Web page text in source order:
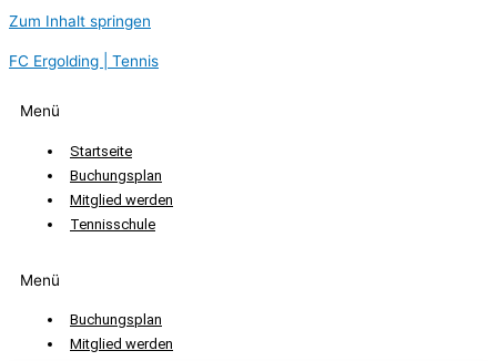
Zum Inhalt springen
FC Ergolding | Tennis
Menü
Startseite
Buchungsplan
Mitglied werden
Tennisschule
Menü
Buchungsplan
Mitglied werden